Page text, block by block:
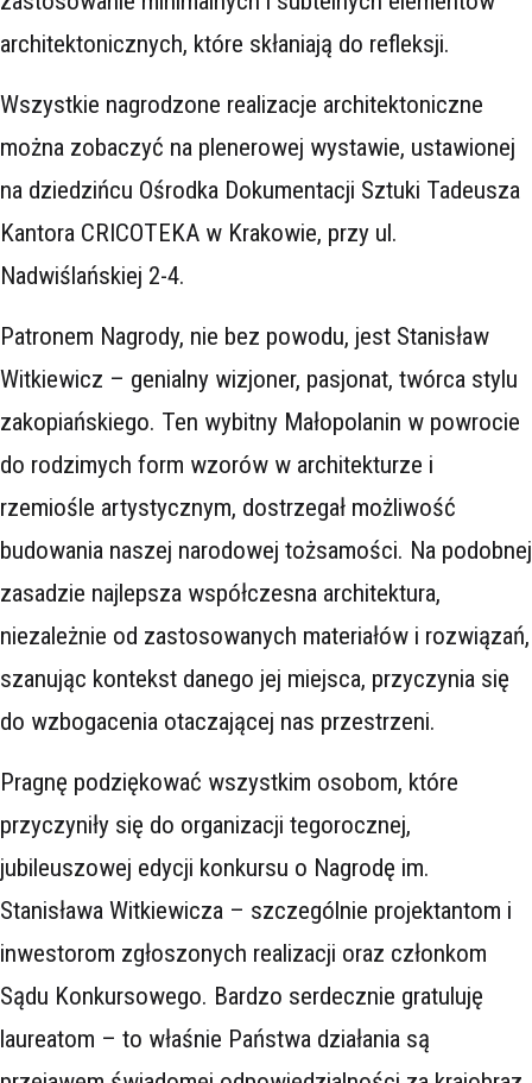
architektonicznych, które skłaniają do refleksji.
Wszystkie nagrodzone realizacje architektoniczne
można zobaczyć na plenerowej wystawie, ustawionej
na dziedzińcu Ośrodka Dokumentacji Sztuki Tadeusza
Kantora CRICOTEKA w Krakowie, przy ul.
Nadwiślańskiej 2-4.
Patronem Nagrody, nie bez powodu, jest Stanisław
Witkiewicz – genialny wizjoner, pasjonat, twórca stylu
zakopiańskiego. Ten wybitny Małopolanin w powrocie
do rodzimych form wzorów w architekturze i
rzemiośle artystycznym, dostrzegał możliwość
budowania naszej narodowej tożsamości. Na podobnej
zasadzie najlepsza współczesna architektura,
niezależnie od zastosowanych materiałów i rozwiązań,
szanując kontekst danego jej miejsca, przyczynia się
do wzbogacenia otaczającej nas przestrzeni.
Pragnę podziękować wszystkim osobom, które
przyczyniły się do organizacji tegorocznej,
jubileuszowej edycji konkursu o Nagrodę im.
Stanisława Witkiewicza – szczególnie projektantom i
inwestorom zgłoszonych realizacji oraz członkom
Sądu Konkursowego. Bardzo serdecznie gratuluję
laureatom – to właśnie Państwa działania są